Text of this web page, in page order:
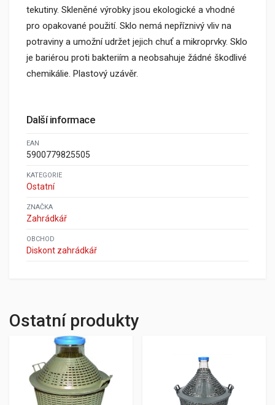
tekutiny. Skleněné výrobky jsou ekologické a vhodné
pro opakované použití. Sklo nemá nepříznivý vliv na
potraviny a umožní udržet jejich chuť a mikroprvky. Sklo
je bariérou proti bakteriím a neobsahuje žádné škodlivé
chemikálie. Plastový uzávěr.
Další informace
EAN
5900779825505
KATEGORIE
Ostatní
ZNAČKA
Zahrádkář
OBCHOD
Diskont zahrádkář
Ostatní produkty